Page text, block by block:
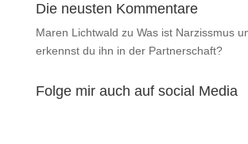
Die neusten Kommentare
Maren Lichtwald zu Was ist Narzissmus
erkennst du ihn in der Partnerschaft?
Folge mir auch auf social Media